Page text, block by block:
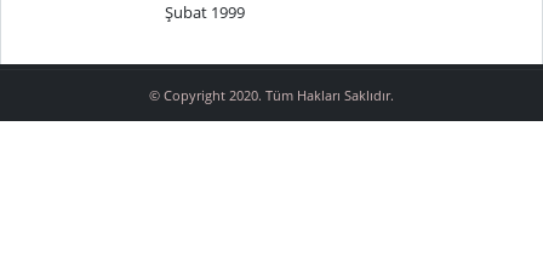
Şubat 1999
© Copyright 2020. Tüm Hakları Saklıdır.